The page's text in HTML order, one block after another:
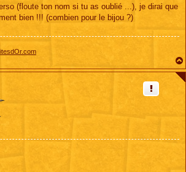
(floute ton nom si tu as oublié ...), je dirai que
bien !!! (combien pour le bijou ?)